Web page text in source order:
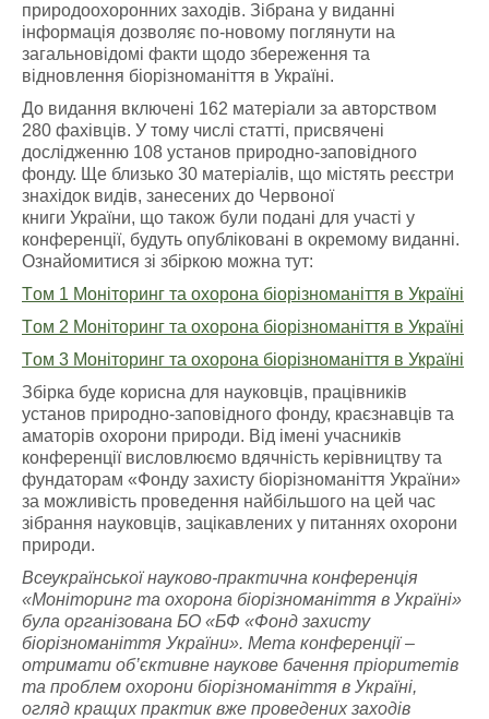
природоохоронних заходів. Зібрана у виданні
інформація дозволяє по-новому поглянути на
загальновідомі факти щодо збереження та
відновлення біорізноманіття в Україні.
До видання включені 162 матеріали за авторством
280 фахівців. У тому числі статті, присвячені
дослідженню 108 установ природно-заповідного
фонду. Ще близько 30 матеріалів, що містять реєстри
знахідок видів, занесених до Червоної
книги України, що також були подані для участі у
конференції, будуть опубліковані в окремому виданні.
Ознайомитися зі збіркою можна тут:
Tом 1 Моніторинг та охорона біорізноманіття в Україні
Tом 2 Моніторинг та охорона біорізноманіття в Україні
Tом 3 Моніторинг та охорона біорізноманіття в Україні
Збірка буде корисна для науковців, працівників
установ природно-заповідного фонду, краєзнавців та
аматорів охорони природи. Від імені учасників
конференції висловлюємо вдячність керівництву та
фундаторам «Фонду захисту біорізноманіття України»
за можливість проведення найбільшого на цей час
зібрання науковців, зацікавлених у питаннях охорони
природи.
Всеукраїнської науково-практична конференція
«Моніторинг та охорона біорізноманіття в Україні»
була організована БО «БФ «Фонд захисту
біорізноманіття України». Мета конференції –
отримати об’єктивне наукове бачення пріоритетів
та проблем охорони біорізноманіття в Україні,
огляд кращих практик вже проведених заходів